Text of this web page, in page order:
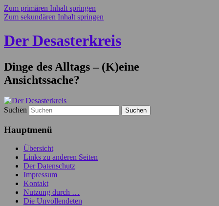
Zum primären Inhalt springen
Zum sekundären Inhalt springen
Der Desasterkreis
Dinge des Alltags – (K)eine
Ansichtssache?
Suchen
Hauptmenü
Übersicht
Links zu anderen Seiten
Der Datenschutz
Impressum
Kontakt
Nutzung durch …
Die Unvollendeten